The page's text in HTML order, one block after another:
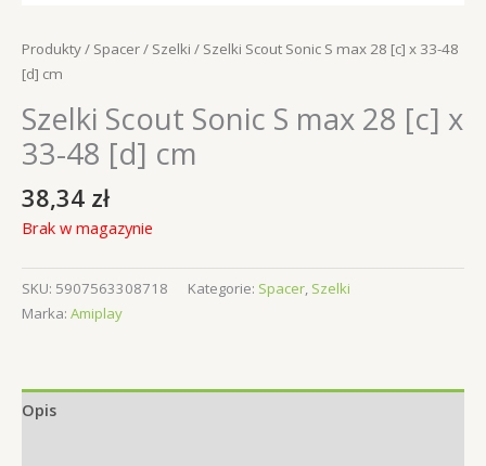
Produkty/ Spacer/ Szelki / Szelki Scout Sonic S max 28 [c] x 33-48
[d] cm
Szelki Scout Sonic S max 28 [c] x
33-48 [d] cm
38,34 zł
Brak w magazynie
SKU: 5907563308718 Kategorie: Spacer, Szelki
Marka: Amiplay
Opis